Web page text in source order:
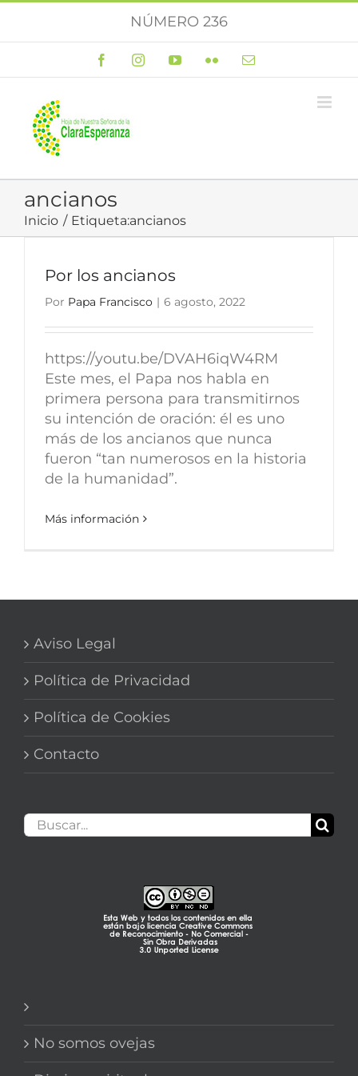
NÚMERO 236
FacebookInstagramYouTubeFlickr Correo
ancianos
Inicio Etiqueta:ancianos
Por los ancianos
Por Papa Francisco | 6 agosto, 2022
https://youtu.be/DVAH6iqW4RM
Este mes, el Papa nos habla en
primera persona para transmitirnos
su intención de oración: él es uno
más de los ancianos que nunca
fueron “tan numerosos en la historia
de la humanidad”.
Más información
Aviso Legal
Política de Privacidad
Política de Cookies
Contacto
Buscar:
No somos ovejas